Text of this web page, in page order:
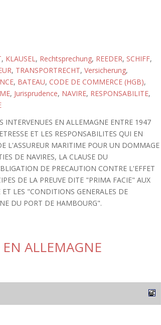
, KLAUSEL, Rechtsprechung, REEDER, SCHIFF,
, TRANSPORTRECHT, Versicherung,
, BATEAU, CODE DE COMMERCE (HGB),
, Jurisprudence, NAVIRE, RESPONSABILITE,
INTERVENUES EN ALLEMAGNE ENTRE 1947
ET LES RESPONSABILITES QUI EN
L'ASSUREUR MARITIME POUR UN DOMMAGE
DE NAVIRES, LA CLAUSE DU
DE PRECAUTION CONTRE L'EFFET
DE LA PREUVE DITE "PRIMA FACIE" AUX
LES "CONDITIONS GENERALES DE
DU PORT DE HAMBOURG".
ALLEMAGNE